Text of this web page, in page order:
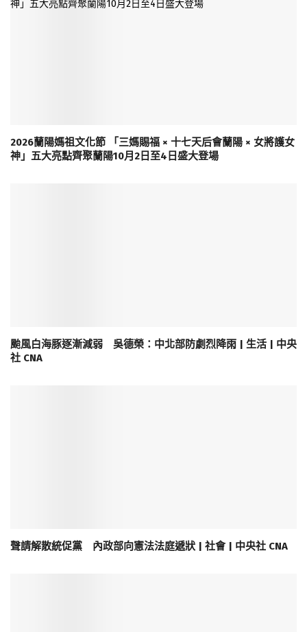
2026蘭陽媽祖文化節 「三媽賜福 × 十七天后會蘭陽 × 女將護女
神」五大亮點齊聚蘭陽10月2日至4日盛大登場
颱風白海豚逐漸減弱 吳德榮：中北部防劇烈降雨 | 生活 | 中央
社 CNA
聲請解散統促黨 內政部向憲法法庭遞狀 | 社會 | 中央社 CNA